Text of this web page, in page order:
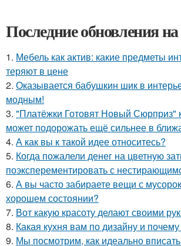
Последние обновления на
1. Мебель как актив: какие предметы
теряют в цене
2. Оказывается бабушкин шик в
модным!
3. "Платёжки Готовят Новый Сюрприз"
может подорожать ещё сильнее в
4. А как вы к такой идее относитесь?
5. Когда пожалели денег на цветную
поэксперементировать с
6. А вы часто забираете вещи с
хорошем состоянии?
7. Вот какую красоту делают своими
8. Какая кухня вам по дизайну и
9. Мы посмотрим, как идеально